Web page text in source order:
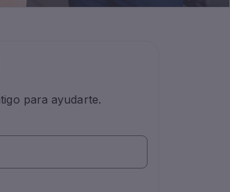
para ayudarte.